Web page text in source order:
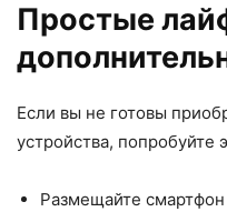
Простые
Если вы не готовы
устройства, попробуйте
Размещайте